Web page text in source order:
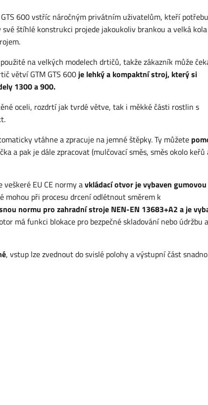
600 vstříc náročným privátním uživatelům, kteří
své štíhlé konstrukci projede jakoukoliv brankou a velká
použité na velkých modelech drtičů, takže zákazník může
větví GTM GTS 600je lehký a kompaktní stroj, který si
1300 a 900.
oceli, rozdrtí jak tvrdé větve, tak i měkké části rostlin s
vtáhne a zpracuje na jemné štěpky. Ty můžete
a pak je dále zpracovat (mulčovací směs, směs okolo keřů
EU CE normy avkládací otvor je vybaven gumovou
při procesu drcení odlétnout směrem k
normu pro zahradní stroje NEN-EN 13683+A2 a je
má funkci blokace pro bezpečné skladování nebo údržbu a
, vstup lze zvednout do svislé polohy a výstupní část snadno